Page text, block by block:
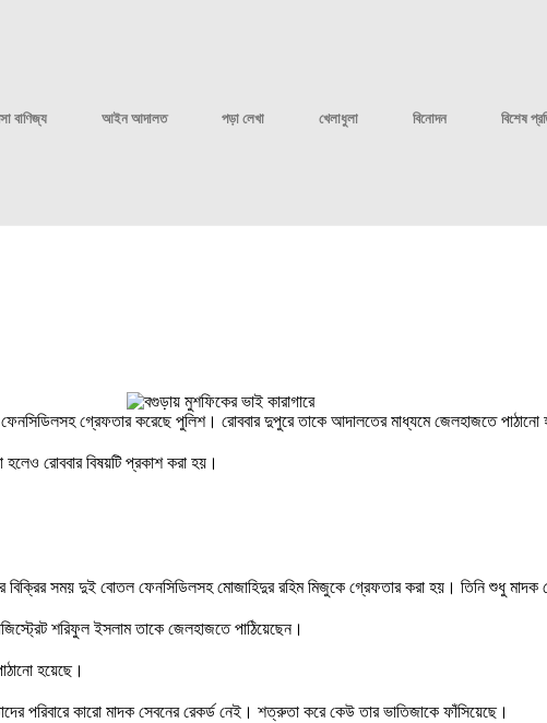
বাণিজ্য আইন আদালত পড়া লেখা খেলাধুলা বিনোদন বিশেষ
গ্রেফতার করেছে পুলিশ। রোববার দুপুরে তাকে আদালতের মাধ্যমে জেলহাজতে পাঠানো
রোববার বিষয়টি প্রকাশ করা হয়।
সময় দুই বোতল ফেনসিডিলসহ মোজাহিদুর রহিম মিজুকে গ্রেফতার করা হয়। তিনি শুধু মাদক
শরিফুল ইসলাম তাকে জেলহাজতে পাঠিয়েছেন।
হয়েছে।
পরিবারে কারো মাদক সেবনের রেকর্ড নেই। শত্রুতা করে কেউ তার ভাতিজাকে ফাঁসিয়েছে।